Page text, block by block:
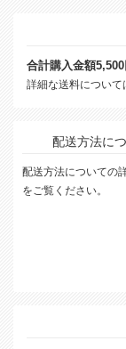
合計購入金額
詳細な送料について
配送方法に
配送方法についての
をご覧ください。